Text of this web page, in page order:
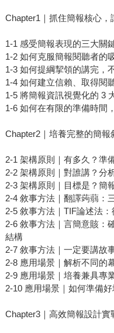
Chapter1｜抓住簡報核心，
1-1 感受簡報表現的三大關
1-2 如何克服簡報閱聽者的
1-3 如何提綱挈領的講完，
1-4 如何建立信賴、取得閱
1-5 將簡報資訊視覺化的 3
1-6 如何在有限的準備時間
Chapter2｜培養完整的簡報
2-1 架構原則｜有多久？準
2-2 架構原則｜對誰講？分
2-3 架構原則｜目標是？簡
2-4 敘事方法｜翻譯蒟蒻：
2-5 敘事方法｜TIF論述法
2-6 敘事方法｜言簡意賅：
結構
2-7 敘事方法｜一定要講故
2-8 應用場景｜解析不同的
2-9 應用場景｜培養兼具專
2-10 應用場景｜如何準備
Chapter3｜高效簡報設計實